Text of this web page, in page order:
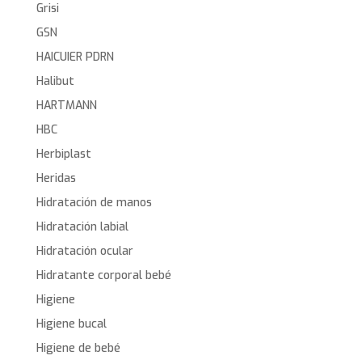
Grisi
GSN
HAICUIER PDRN
Halibut
HARTMANN
HBC
Herbiplast
Heridas
Hidratación de manos
Hidratación labial
Hidratación ocular
Hidratante corporal bebé
Higiene
Higiene bucal
Higiene de bebé